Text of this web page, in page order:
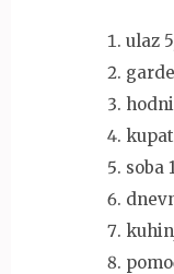
ulaz
soba